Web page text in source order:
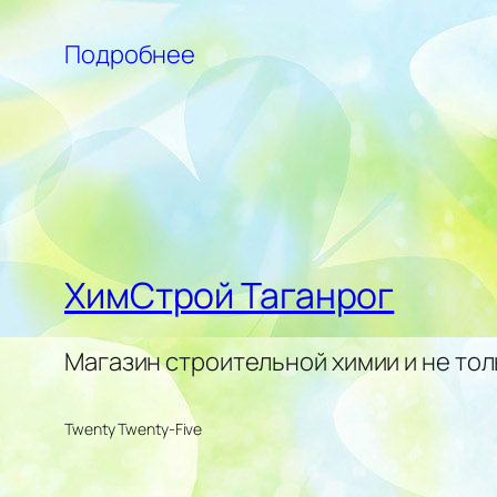
Подробнее
ХимСтрой Таганрог
Магазин строительной химии и не
Twenty Twenty-Five